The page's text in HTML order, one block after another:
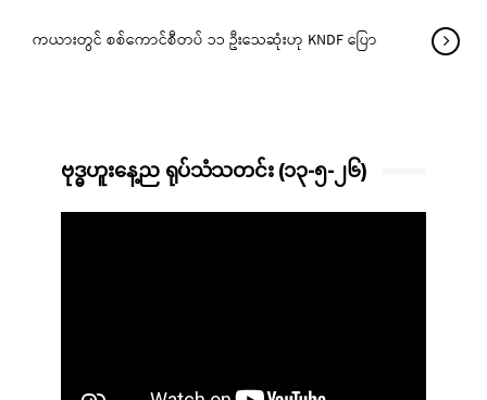
ကယားတွင် စစ်ကောင်စီတပ် ၁၁ ဦးသေဆုံးဟု KNDF ပြော
ဗုဒ္ဓဟူးနေ့ည ရုပ်သံသတင်း (၁၃-၅-၂၆)